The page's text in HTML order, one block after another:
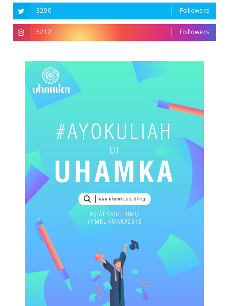
3290 Followers
5212 Followers